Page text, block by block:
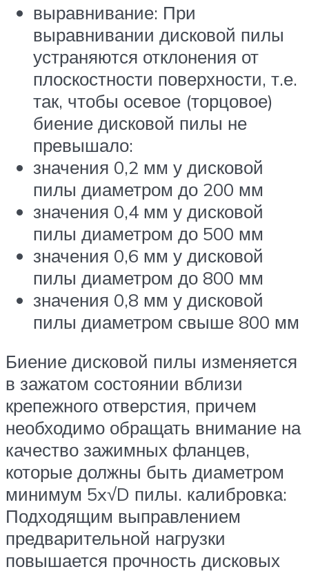
выравнивание: При
выравнивании дисковой пилы
устраняются отклонения от
плоскостности поверхности, т.е.
так, чтобы осевое (торцовое)
биение дисковой пилы не
превышало:
значения 0,2 мм у дисковой
пилы диаметром до 200 мм
значения 0,4 мм у дисковой
пилы диаметром до 500 мм
значения 0,6 мм у дисковой
пилы диаметром до 800 мм
значения 0,8 мм у дисковой
пилы диаметром свыше 800 мм
Биение дисковой пилы изменяется
в зажатом состоянии вблизи
крепежного отверстия, причем
необходимо обращать внимание на
качество зажимных фланцев,
которые должны быть диаметром
минимум 5x√D пилы. калибровка:
Подходящим выправлением
предварительной нагрузки
повышается прочность дисковых